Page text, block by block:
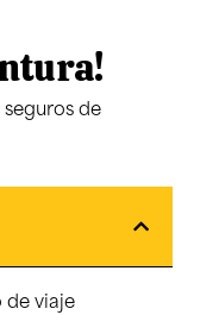
seguros de
de viaje